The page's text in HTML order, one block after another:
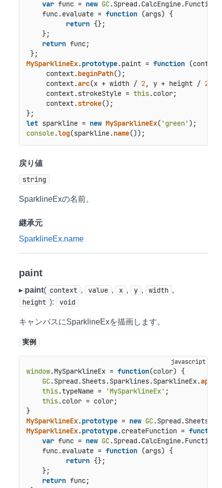
var func = new GC.Spread.CalcEngine.Functions
    func.
evaluate = function (args) {
return {};
    };
return func;
MySparklineEx.prototype.paint = function (
     context.
beginPath();
     context.
arc(x + width / 2, y + height / 2
     context.
strokeStyle = this.color;
     context.
stroke();
let sparkline = new MySparklineEx( 'green'
console.log(sparkline.name
戻り値
string
SparklineExの名前。
継承元
SparklineEx.name
paint
▸ paint( context , value , x , y , width ,
height ): void
キャンバスにSparklineExを描画します。
実例
window.MySparklineEx = function(color) {
GC.Spread.Sheets.Sparklines.SparklineEx.apply
this.typeName = 'MySparklineEx' ;
this.color = color;
}
MySparklineEx.prototype = new GC.Spread.Sheets
MySparklineEx.prototype.createFunction = function
var func = new GC.Spread.CalcEngine.Functions
    func.
evaluate = function (args) {
return {};
    };
return func;